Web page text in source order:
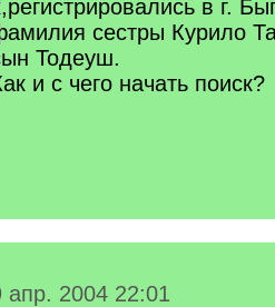
в г.
сестры Курило
Тодеуш.
и с чего начать поиск?
апр. 2004 22:01